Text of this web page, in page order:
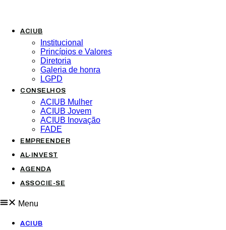
conteúdoACIUB
Institucional
Princípios e Valores​
Diretoria
Galeria de honra
LGPD
CONSELHOS
ACIUB Mulher
ACIUB Jovem
ACIUB Inovação
FADE
EMPREENDER
AL-INVEST
AGENDA
ASSOCIE-SE
Menu
ACIUB